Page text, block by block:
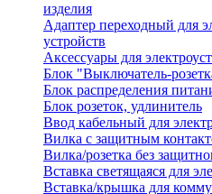
изделия
Адаптер переходный для
устройств
Аксессуары для
Блок "Выключатель-
Блок распределения
Блок розеток, удлинитель
Ввод кабельный для
Вилка с защитным
Вилка/розетка без
Вставка светящаяся для
Вставка/крышка для